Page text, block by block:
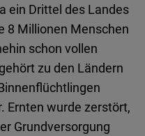
ein Drittel des Landes
8 Millionen Menschen
schon vollen
zu den Ländern
Ernten wurde zerstört,
Grundversorgung